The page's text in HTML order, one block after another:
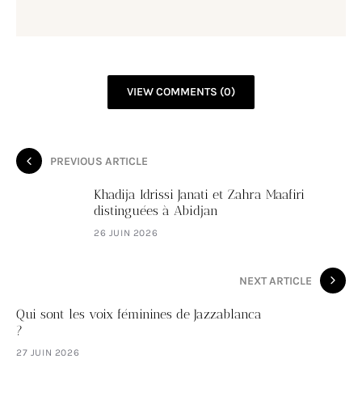
VIEW COMMENTS (0)
PREVIOUS ARTICLE
Khadija Idrissi Janati et Zahra Maafiri
distinguées à Abidjan
26 JUIN 2026
NEXT ARTICLE
Qui sont les voix féminines de Jazzablanca
?
27 JUIN 2026